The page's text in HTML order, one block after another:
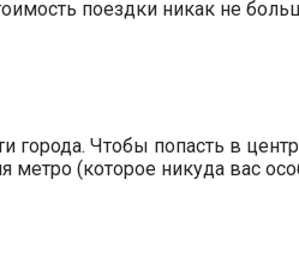
поездки никак не
Чтобы попасть в
(которое никуда вас